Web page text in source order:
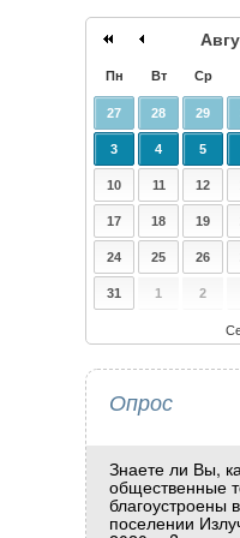
Пн Вт Ср
27 28 29
3 4 5
10 11 12
17 18 19
24 25 26
31 1 2
Опрос
Знаете ли Вы,
общественные
благоустроены
поселении